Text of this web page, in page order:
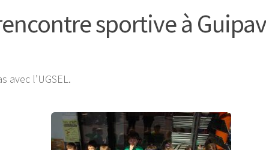
sportive à
l’UGSEL.